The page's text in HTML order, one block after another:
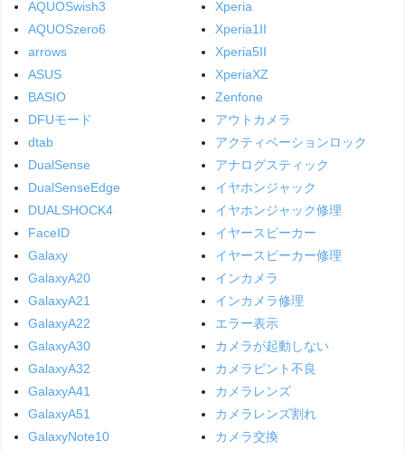
AQUOSwish3
AQUOSzero6
arrows
ASUS
BASIO
DFUモード
dtab
DualSense
DualSenseEdge
DUALSHOCK4
FaceID
Galaxy
GalaxyA20
GalaxyA21
GalaxyA22
GalaxyA30
GalaxyA32
GalaxyA41
GalaxyA51
GalaxyNote10
Xperia
Xperia1II
Xperia5II
XperiaXZ
Zenfone
アウトカメラ
アクティベーションロック
アナログスティック
イヤホンジャック
イヤホンジャック修理
イヤースピーカー
イヤースピーカー修理
インカメラ
インカメラ修理
エラー表示
カメラが起動しない
カメラピント不良
カメラレンズ
カメラレンズ割れ
カメラ交換